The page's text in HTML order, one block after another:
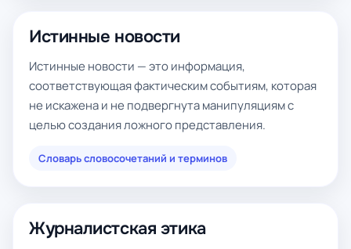
Истинные новости
Истинные новости — это информация,
соответствующая фактическим событиям, которая
не искажена и не подвергнута манипуляциям с
целью создания ложного представления.
Словарь словосочетаний и терминов
Журналистская этика